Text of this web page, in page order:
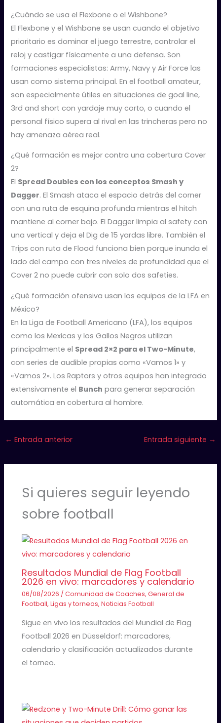
¿Cuándo se usa el Flexbone o el Wishbone?
El Flexbone y el Wishbone se usan cuando el objetivo
prioritario es dominar el juego terrestre, controlar el
reloj y castigar físicamente a una defensa. Son
formaciones especialistas: Army, Navy y Air Force las
usan como sistema principal. En el football amateur,
son especialmente útiles en situaciones de goal line,
3rd and short con yardaje muy corto, o cuando el
personal físico supera al rival en las trincheras pero no
hay amenaza aérea real.
¿Qué formación es mejor contra una cobertura Cover
2?
El Spread Doubles con los conceptos Smash y
Dagger. El Smash ataca el espacio detrás del corner
con una ruta de esquina profunda mientras el hitch
mantiene al corner bajo. El Dagger limpia al safety con
una vertical y deja el Dig de 15 yardas libre. También el
Trips con ruta de Flood funciona bien porque inunda el
lado del campo con tres niveles de profundidad que el
Cover 2 no puede cubrir con solo dos safeties.
¿Qué formación ofensiva usan los equipos de la LFA en
México?
En la Liga de Football Americano (LFA), los equipos
como los Mexicas y los Gallos Negros utilizan
principalmente el Spread 2×2 para el Two-Minute,
con series de audible propias como «Vamos 1» y
«Vamos 2». Los Raptors y otros equipos han integrado
extensivamente el Bunch para generar separación
automática en cobertura al hombre.
← Entrada anterior Entrada siguiente →
Si quieres seguir leyendo
sobre football
Resultados Mundial de Flag Football
2026 en vivo: marcadores y calendario
06/08/2026 /Comunidad de Coaches,General de
Football,Ligas y torneos,Noticias Football
Sigue en vivo los resultados del Mundial de Flag
Football 2026 en Düsseldorf: marcadores,
calendario y clasificación actualizados durante
el torneo.